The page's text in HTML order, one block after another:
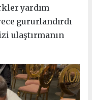
yardım
gururlandırdı
ulaştırmanın